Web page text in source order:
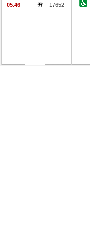
05.46 17652